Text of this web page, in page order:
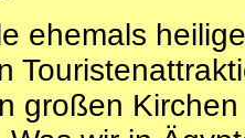
ehemals
großen